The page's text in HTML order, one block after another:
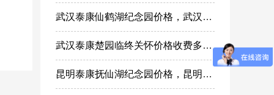
武汉泰康仙鹤湖纪念园价格，武汉泰康仙鹤湖纪念园墓地购买
武汉泰康楚园临终关怀价格收费多少，武汉高端安宁疗护，高端殡仪一条龙服务
昆明泰康抚仙湖纪念园价格，昆明高端殡葬墓地服务